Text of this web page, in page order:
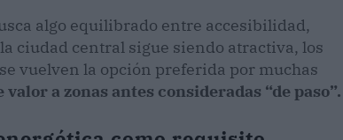
algo equilibrado entre accesibilidad,
ciudad central sigue siendo atractiva, los
vuelven la opción preferida por muchas
a zonas antes consideradas “de paso”.